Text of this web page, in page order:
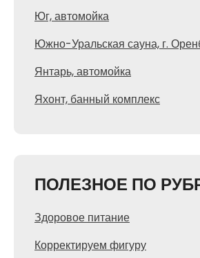
Юг, автомойка
Южно-Уральская сауна, г.
Янтарь, автомойка
Яхонт, банный комплекс
ПОЛЕЗНОЕ ПО
Здоровое питание
Корректируем фигуру